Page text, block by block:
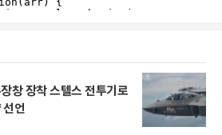
창 장착 스텔스 전투기로
언